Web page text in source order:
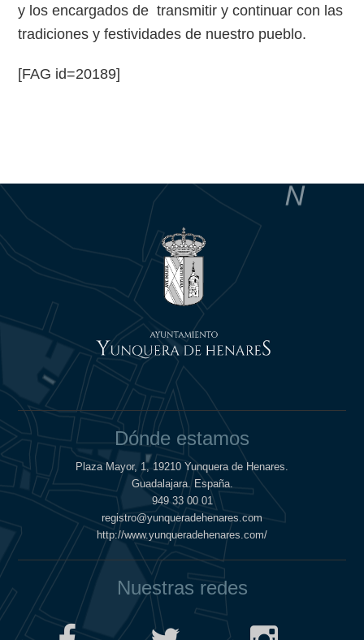
y los encargados de transmitir y continuar con las
tradiciones y festividades de nuestro pueblo.
[FAG id=20189]
Dónde estamos
Plaza Mayor, 1, 19210 Yunquera de Henares.
Guadalajara. España.
949 33 00 01
registro@yunqueradehenares.com
http://www.yunqueradehenares.com/
Nuestras redes